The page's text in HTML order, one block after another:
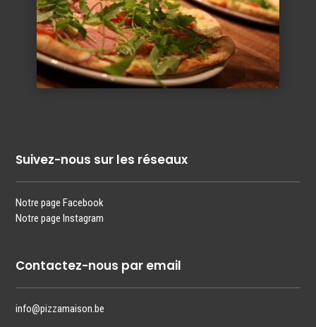
Suivez-nous sur les réseaux
Notre page Facebook
Notre page Instagram
Contactez-nous par email
info@pizzamaison.be